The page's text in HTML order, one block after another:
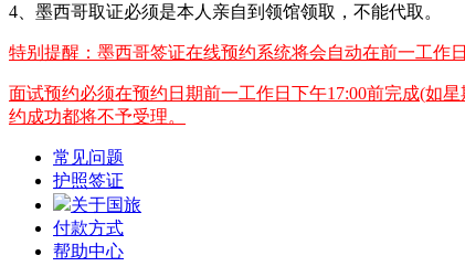
4、墨西哥取证必须是本人亲自到领馆领取，不能代取。
特别提醒：墨西哥签证在线预约系统将会自动在前一工作
面试预约必须在预约日期前一工作日下午17:00前完成(如
约成功都将不予受理。
常见问题
护照签证
关于国旅
付款方式
帮助中心